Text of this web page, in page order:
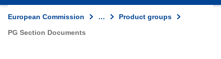
European Commission …
Product groups
PG Section Documents